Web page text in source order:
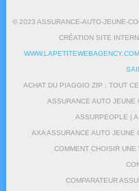
© 2023 ASSURANCE-AUTO-JEUNE-
CRÉATION SITE
ACHAT DU PIAGGIO ZIP : TOUT
ASSURANCE AUTO JEUNE
ASSURPEOPLE |
AXA ASSURANCE AUTO JEUNE
COMMENT CHOISIR
COMPARATEUR